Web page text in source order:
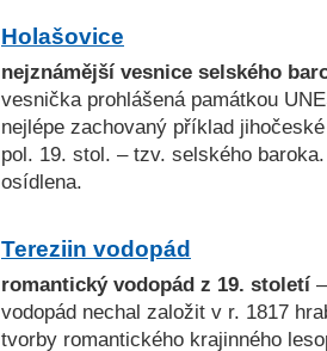
Holašovice
nejznámější vesnice selského
vesnička prohlášená památkou
nejlépe zachovaný příklad
pol. 19. stol. – tzv. selského
osídlena.
Tereziin vodopád
romantický vodopád z 19. století
vodopád nechal založit v r. 1817
tvorby romantického krajinného